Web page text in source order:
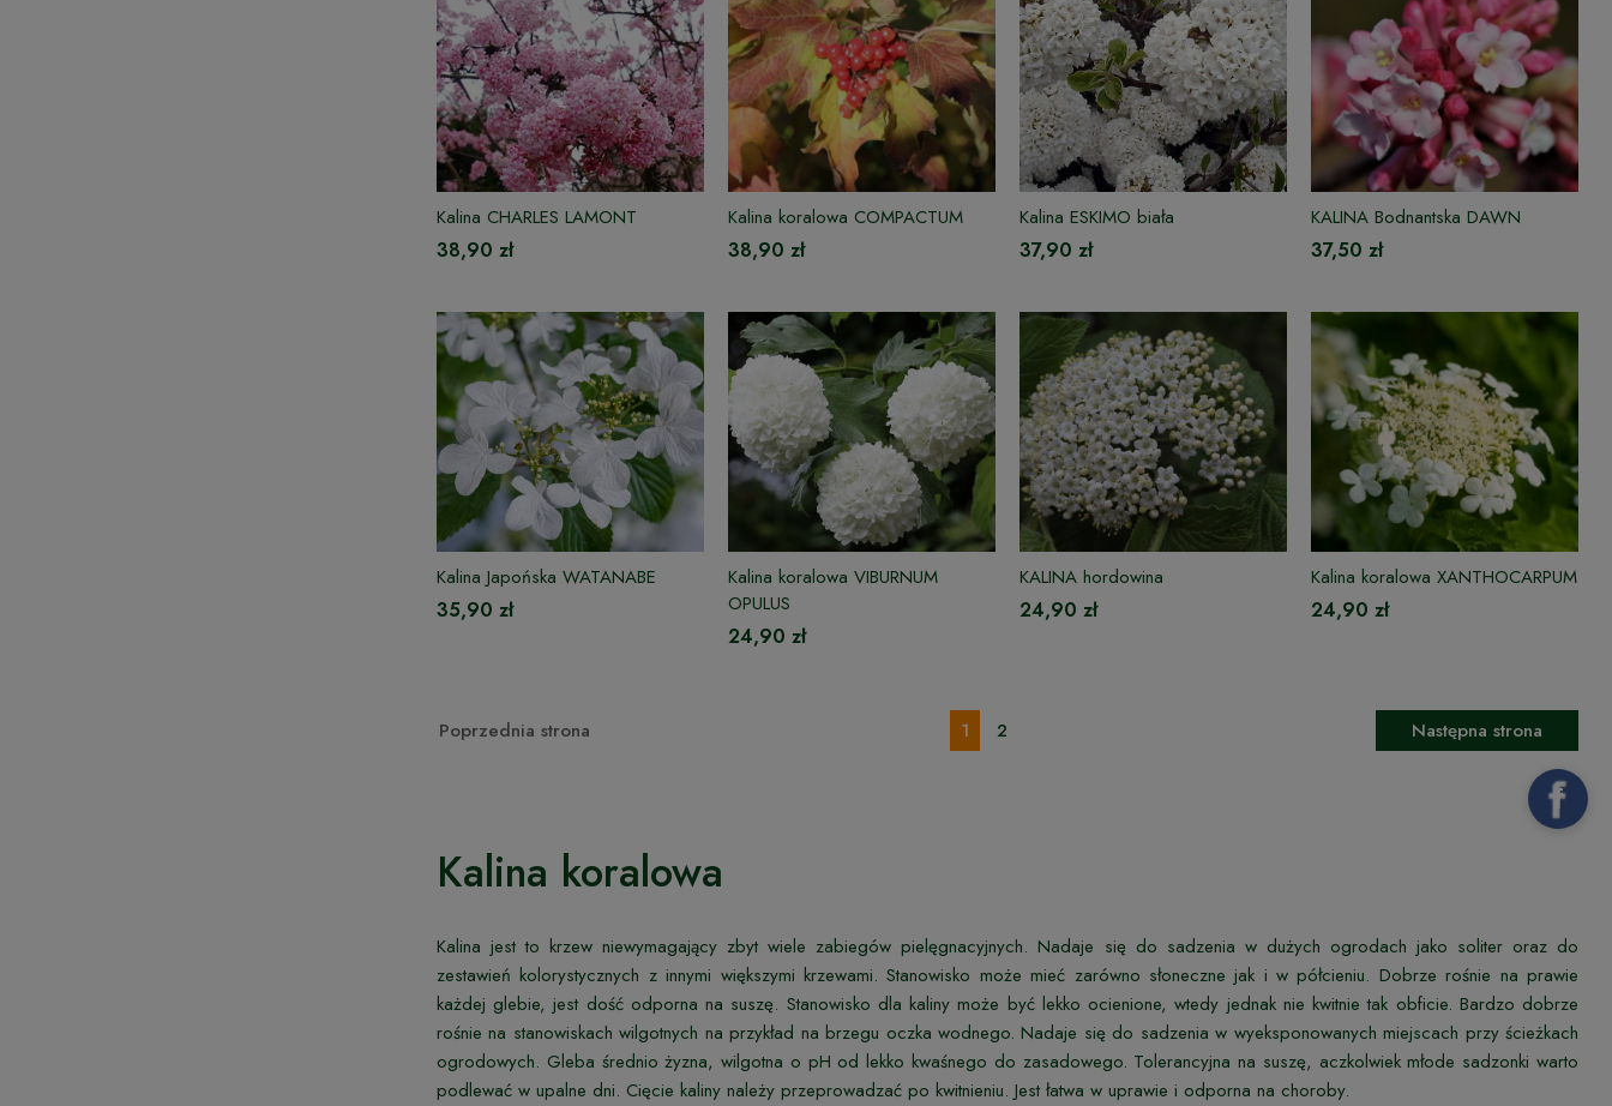
Kalina CHARLES LAMONT
38,90 zł
Kalina koralowa COMPACTUM
38,90 zł
Kalina ESKIMO biała
37,90 zł
KALINA Bodnantska DAWN
37,50 zł
Kalina Japońska WATANABE
35,90 zł
Kalina koralowa VIBURNUM
OPULUS
24,90 zł
KALINA hordowina
24,90 zł
Kalina koralowa XANTHOCARPUM
24,90 zł
Poprzednia strona 1 2 Następna strona
Kalina koralowa
Kalina jest to krzew niewymagający zbyt wiele zabiegów pielęgnacyjnych. Nadaje się do sadzenia w dużych ogrodach jako soliter oraz do
zestawień kolorystycznych z innymi większymi krzewami. Stanowisko może mieć zarówno słoneczne jak i w półcieniu. Dobrze rośnie na prawie
każdej glebie, jest dość odporna na suszę. Stanowisko dla kaliny może być lekko ocienione, wtedy jednak nie kwitnie tak obficie. Bardzo dobrze
rośnie na stanowiskach wilgotnych na przykład na brzegu oczka wodnego. Nadaje się do sadzenia w wyeksponowanych miejscach przy ścieżkach
ogrodowych. Gleba średnio żyzna, wilgotna o pH od lekko kwaśnego do zasadowego. Tolerancyjna na suszę, aczkolwiek młode sadzonki warto
podlewać w upalne dni. Cięcie kaliny należy przeprowadzać po kwitnieniu. Jest łatwa w uprawie i odporna na choroby.